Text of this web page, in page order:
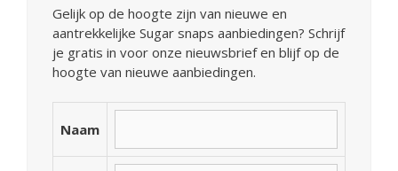
Gelijk op de hoogte zijn van nieuwe en
aantrekkelijke Sugar snaps aanbiedingen? Schrijf
je gratis in voor onze nieuwsbrief en blijf op de
hoogte van nieuwe aanbiedingen.
Naam